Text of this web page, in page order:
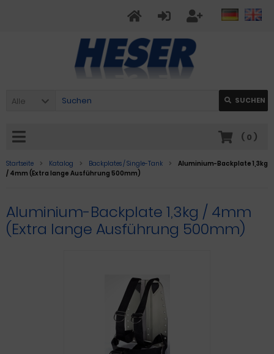
Alle SUCHEN
( 0 )
Startseite Katalog Backplates / Single-Tank
Aluminium-Backplate 1,3kg
/ 4mm (Extra lange Ausführung 500mm)
Aluminium-Backplate 1,3kg / 4mm
(Extra lange Ausführung 500mm)